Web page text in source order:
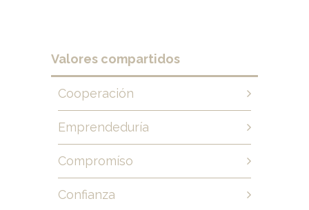
Valores compartidos
Cooperación
Emprendeduría
Compromíso
Confianza